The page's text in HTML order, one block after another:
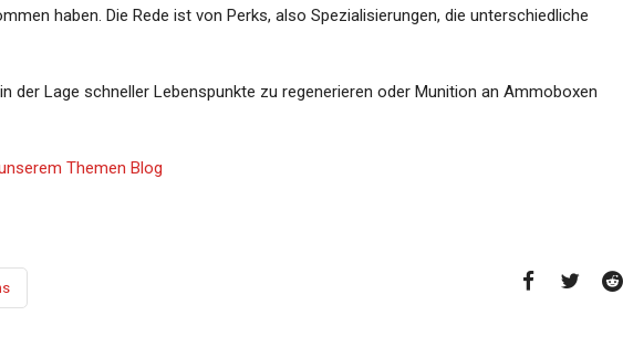
haben. Die Rede ist von Perks, also Spezialisierungen, die unterschiedliche
der Lage schneller Lebenspunkte zu regenerieren oder Munition an Ammoboxen
Themen Blog